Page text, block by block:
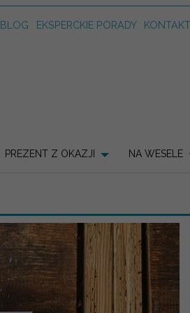
BLOG EKSPERCKIE PORADY
PREZENT Z OKAZJI NA WESELE